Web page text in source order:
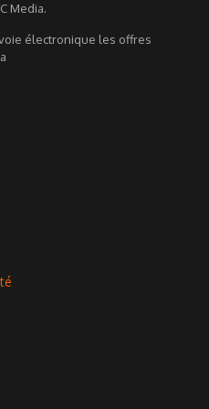
Media.
électronique les offres